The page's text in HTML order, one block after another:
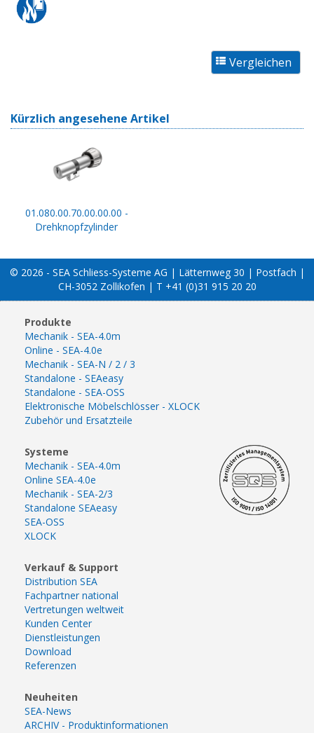
Kürzlich angesehene Artikel
01.080.00.70.00.00.00 -
Drehknopfzylinder
© 2026 - SEA Schliess-Systeme AG | Lätternweg 30 | Postfach |
CH-3052 Zollikofen | T +41 (0)31 915 20 20
Produkte
Mechanik - SEA-4.0m
Online - SEA-4.0e
Mechanik - SEA-N / 2 / 3
Standalone - SEAeasy
Standalone - SEA-OSS
Elektronische Möbelschlösser - XLOCK
Zubehör und Ersatzteile
Systeme
Mechanik - SEA-4.0m
Online SEA-4.0e
Mechanik - SEA-2/3
Standalone SEAeasy
SEA-OSS
XLOCK
Verkauf & Support
Distribution SEA
Fachpartner national
Vertretungen weltweit
Kunden Center
Dienstleistungen
Download
Referenzen
Neuheiten
SEA-News
ARCHIV - Produktinformationen